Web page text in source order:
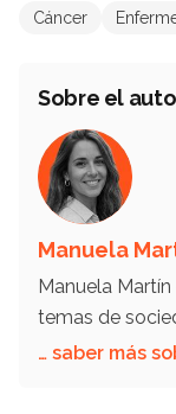
Cáncer
Sobre el
Manuela
Manuela
temas de
… saber más